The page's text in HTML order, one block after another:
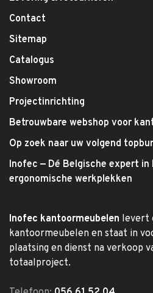
Contact
Sitemap
Catalogus
Showroom
Projectinrichting
Betrouwbare webshop voor
Op zoek naar uw volgend
Inofec — Dé Belgische expert
ergonomische werkplekken
Inofec kantoormeubelen levert
kantoormeubelen en staat in
plaatsing en dienst na verkoop
totaalproject.